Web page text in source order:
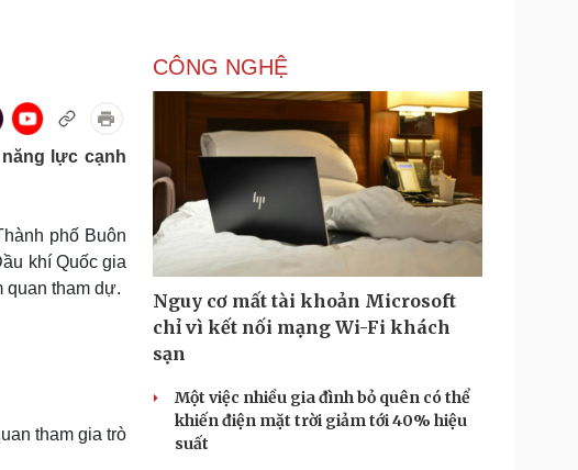
Giá cà phê
Doanh nghiệp
Thông tin doanh nghiệp
Doanh nghiệp 24h
Doanh nhân
Vì cộng đồng
Công nghệ
Sành điệu
Tin Công nghệ
Trải nghiệm
Chuyển đổi số
Podcast
Câu chuyện thời sự
Cửa sổ tình yêu
Kể chuyện cho bé
Hạt giống tâm hồn
lực cạnh
phố Buôn
khí Quốc gia
quan tham dự.
tham gia trò
CÔNG NGHỆ
Nguy cơ mất tài khoản Microsoft
chỉ vì kết nối mạng Wi-Fi khách
sạn
Một việc nhiều gia đình bỏ quên có thể
khiến điện mặt trời giảm tới 40% hiệu
suất